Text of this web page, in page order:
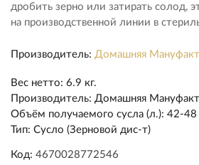
дробить зерно или затирать солод,
на производственной линии в
Производитель: Домашняя
Вес нетто: 6.9 кг.
Производитель: Домашняя
Объём получаемого сусла (л.): 42-48
Тип: Сусло (Зерновой дис-т)
Код: 4670028772546